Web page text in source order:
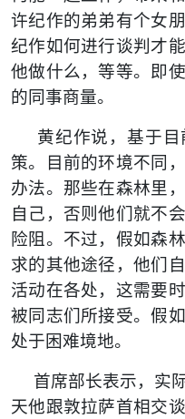
许纪作的弟弟有个女
纪作如何进行谈判才
他做什么，等等。即
的同事商量。
黄纪作说，基于目
策。目前的环境不同
办法。那些在森林里
自己，否则他们就不
险阻。不过，假如森
求的其他途径，他们
活动在各处，这需要
被同志们所接受。假
处于困难境地。
首席部长表示，实
天他跟敦拉萨首相交